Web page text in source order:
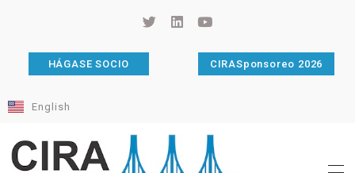
HÁGASE SOCIO CIRASponsoreo 2026
English